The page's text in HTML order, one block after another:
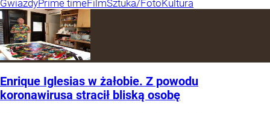
GwiazdyPrime timeFilmSztuka/FotoKultura
Enrique Iglesias w żałobie. Z powodu
koronawirusa stracił bliską osobę